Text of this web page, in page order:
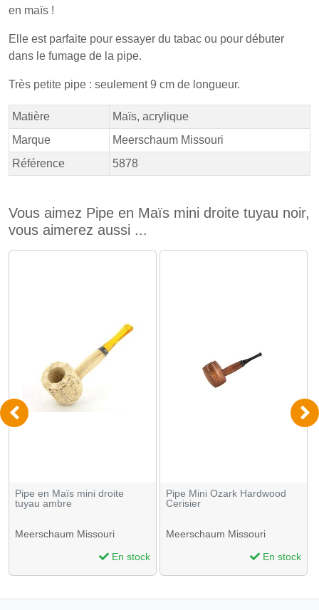
en maïs !
Elle est parfaite pour essayer du tabac ou pour débuter
dans le fumage de la pipe.
Très petite pipe : seulement 9 cm de longueur.
Matière
Maïs, acrylique
Marque
Meerschaum Missouri
Référence
5878
Vous aimez Pipe en Maïs mini droite tuyau noir,
vous aimerez aussi ...
Pipe en Maïs mini droite
tuyau ambre
Meerschaum Missouri
En stock
Pipe Mini Ozark Hardwood
Cerisier
Meerschaum Missouri
En stock